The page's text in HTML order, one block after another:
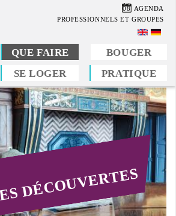
08 AGENDA
PROFESSIONNELS ET GROUPES
QUE FAIRE
BOUGER
SE LOGER PRATIQUE
DÉCOUVERTES